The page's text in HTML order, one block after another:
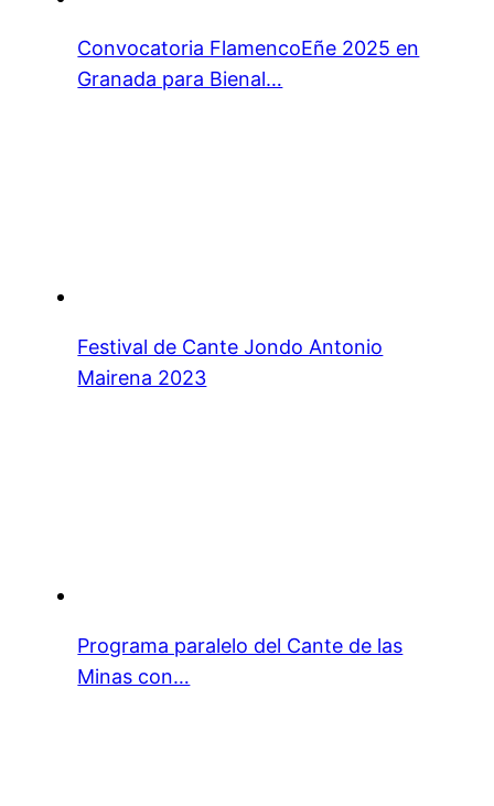
Convocatoria FlamencoEñe 2025 en
Granada para Bienal…
Festival de Cante Jondo Antonio
Mairena 2023
Programa paralelo del Cante de las
Minas con…